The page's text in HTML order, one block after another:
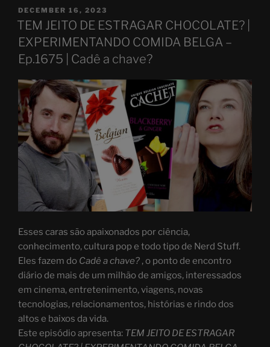
POSTED
ON
DECEMBER 16, 2023
TEM JEITO DE ESTRAGAR CHOCOLATE? |
EXPERIMENTANDO COMIDA BELGA –
Ep.1675 | Cadê a chave?
Esses caras são apaixonados por ciência,
conhecimento, cultura pop e todo tipo de Nerd Stuff.
Eles fazem do Cadê a chave? , o ponto de encontro
diário de mais de um milhão de amigos, interessados
em cinema, entretenimento, viagens, novas
tecnologias, relacionamentos, histórias e rindo dos
altos e baixos da vida.
Este episódio apresenta: TEM JEITO DE ESTRAGAR